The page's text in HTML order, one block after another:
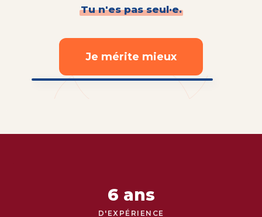
Tu n'es pas seul·e.
Je mérite mieux
6 ans
D'EXPÉRIENCE